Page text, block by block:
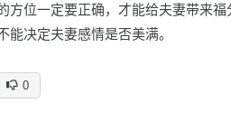
方位一定要正确，才能给夫妻带来
能决定夫妻感情是否美满。
0